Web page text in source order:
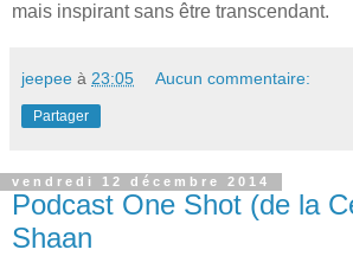
mais inspirant sans être transcendant.
jeepee à 23:05 Aucun commentaire:
Partager
vendredi 12 décembre 2014
Podcast One Shot (de la
Shaan